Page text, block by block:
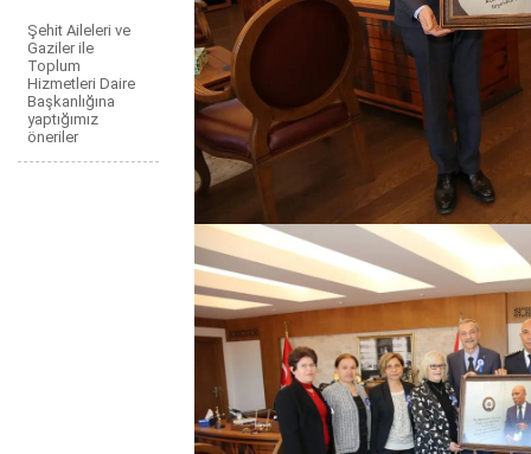
Şehit Aileleri ve
Gaziler ile
Toplum
Hizmetleri Daire
Başkanlığına
yaptığımız
öneriler